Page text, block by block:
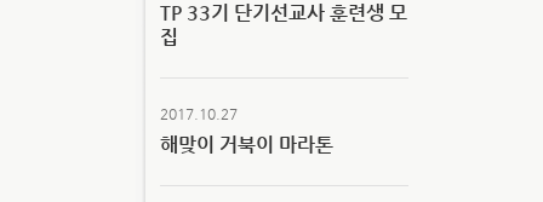
TP 33기 단기선교사 훈련생 모
집
2017.10.27
해맞이 거북이 마라톤